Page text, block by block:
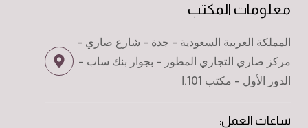
معلومات المكتب
المملكة العربية السعودية - جدة - شارع صاري -
مركز صاري التجاري المطور - بجوار بنك ساب -
الدور الأول - مكتب 101.ا
ساعات العمل: